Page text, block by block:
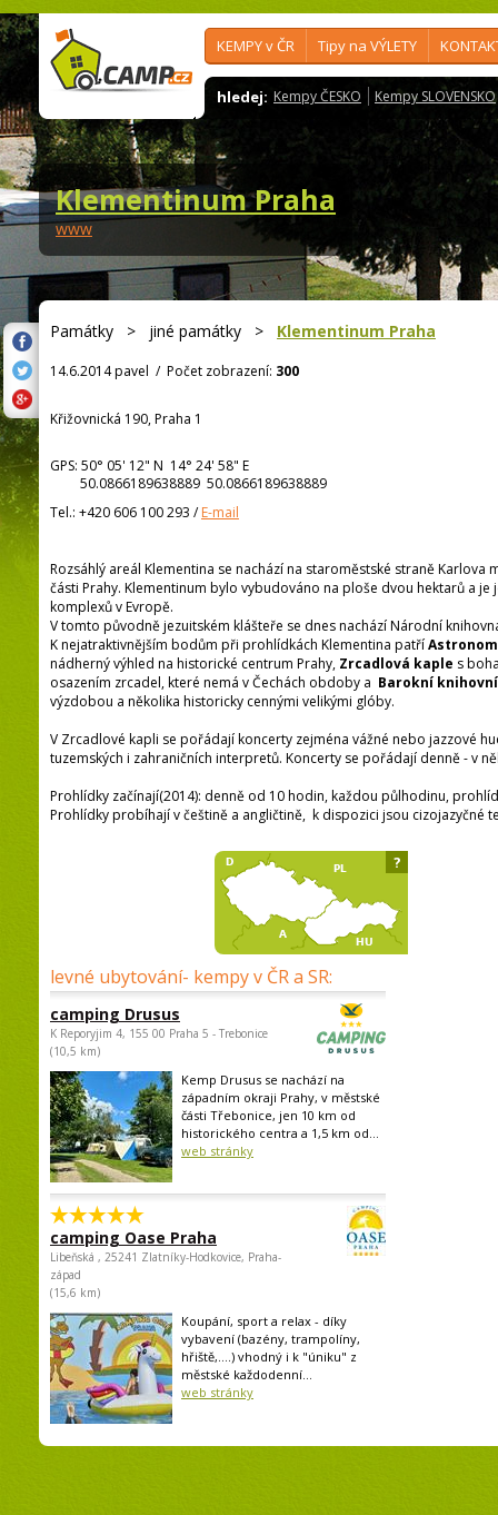
KEMPY v ČR Tipy na VÝLETY
hledej: Kempy ČESKO Kempy SLOVENSKO
Klementinum Praha
www
Památky > jiné památky > Klementinum Praha
14.6.2014 pavel / Počet zobrazení: 300
Křižovnická 190, Praha 1
GPS: 50° 05' 12" N 14° 24' 58" E
50.0866189638889 50.0866189638889
Tel.: +420 606 100 293 /E-mail
Rozsáhlý areál Klementina se nachází na staroměstské straně
části Prahy. Klementinum bylo vybudováno na ploše dvou hektarů a je
komplexů v Evropě.
V tomto původně jezuitském klášteře se dnes nachází Národní
K nejatraktivnějším bodům při prohlídkách Klementina patří
nádherný výhled na historické centrum Prahy, Zrcadlová kaple s
osazením zrcadel, které nemá v Čechách obdoby a Barokní
výzdobou a několika historicky cennými velikými glóby.
V Zrcadlové kapli se pořádají koncerty zejména vážné nebo jazzové
tuzemských i zahraničních interpretů. Koncerty se pořádají denně - v
Prohlídky začínají(2014): denně od 10 hodin, každou půlhodinu,
Prohlídky probíhají v češtině a angličtině, k dispozici jsou cizojazyčné
levné ubytování- kempy v ČR a SR:
camping Drusus
K Reporyjim 4, 155 00 Praha 5 - Trebonice
(10,5 km)
Kemp Drusus se nachází na
západním okraji Prahy, v městské
části Třebonice, jen 10 km od
historického centra a 1,5 km od...
web stránky
camping Oase Praha
Libeňská , 25241 Zlatníky-Hodkovice, Praha-
západ
(15,6 km)
Koupání, sport a relax - díky
vybavení (bazény, trampolíny,
hřiště,....) vhodný i k "úniku" z
městské každodenní...
web stránky
?